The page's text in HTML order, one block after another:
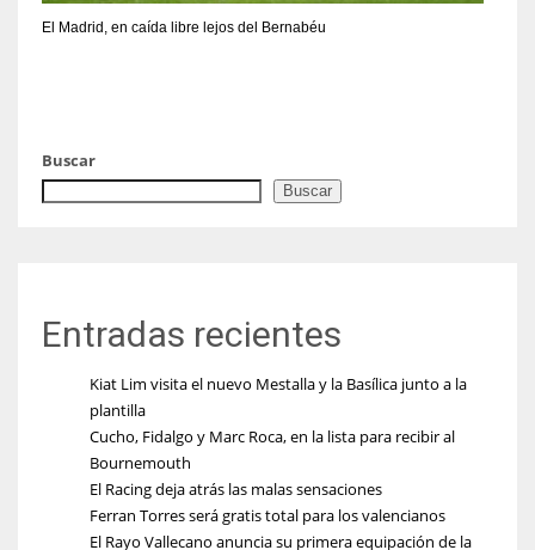
El Madrid, en caída libre lejos del Bernabéu
Buscar
Buscar
Entradas recientes
Kiat Lim visita el nuevo Mestalla y la Basílica junto a la
plantilla
Cucho, Fidalgo y Marc Roca, en la lista para recibir al
Bournemouth
El Racing deja atrás las malas sensaciones
Ferran Torres será gratis total para los valencianos
El Rayo Vallecano anuncia su primera equipación de la